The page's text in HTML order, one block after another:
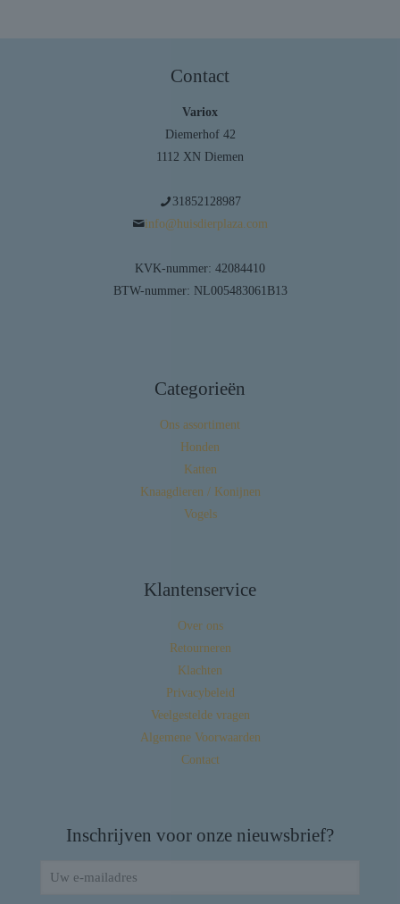
Contact
Variox
Diemerhof 42
1112 XN Diemen
31852128987
info@huisdierplaza.com
KVK-nummer: 42084410
BTW-nummer: NL005483061B13
Categorieën
Ons assortiment
Honden
Katten
Knaagdieren / Konijnen
Vogels
Klantenservice
Over ons
Retourneren
Klachten
Privacybeleid
Veelgestelde vragen
Algemene Voorwaarden
Contact
Inschrijven voor onze nieuwsbrief?